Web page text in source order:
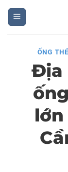
Skip
content
ỐNG
Địa
lớn